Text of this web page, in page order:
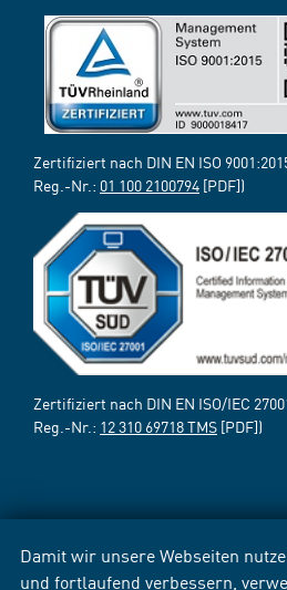
Damit wir unsere Webseiten
und fortlaufend verbessern,
Zertifiziert nach DIN EN ISO
Reg.-Nr.: 01 100 2100794 [PDF])
Zertifiziert nach DIN EN ISO/IEC
Reg.-Nr.: 12 310 69718 TMS [PDF])